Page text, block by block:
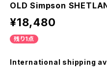
OLD Simpson
¥18,480
残り1点
International shipping